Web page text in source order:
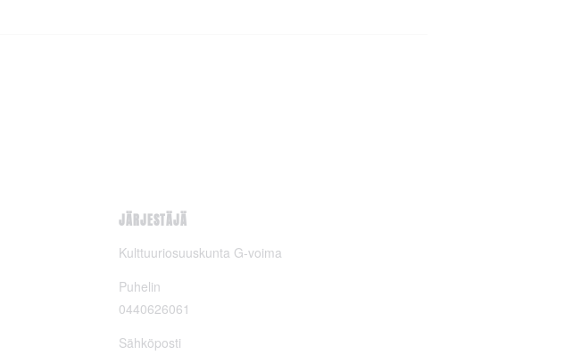
JÄRJESTÄJÄ
Kulttuuriosuuskunta G-voima
Puhelin
0440626061
Sähköposti